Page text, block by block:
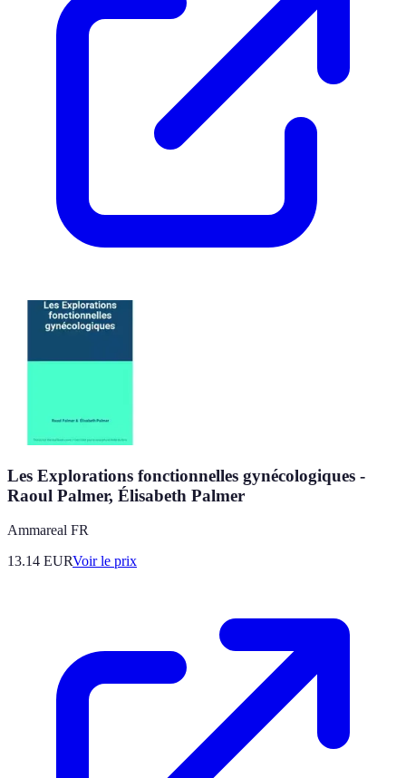
Les Explorations fonctionnelles gynécologiques -
Raoul Palmer, Élisabeth Palmer
Ammareal FR
13.14 EURVoir le prix